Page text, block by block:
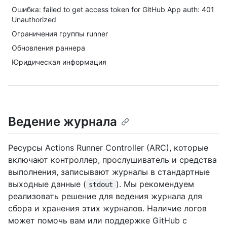
Ошибка: failed to get access token for GitHub App auth: 401
Unauthorized
Ограничения группы runner
Обновления раннера
Юридическая информация
Ведение журнала
Ресурсы Actions Runner Controller (ARC), которые
включают контроллер, прослушиватель и средства
выполнения, записывают журналы в стандартные
выходные данные ( stdout ). Мы рекомендуем
реализовать решение для ведения журнала для
сбора и хранения этих журналов. Наличие логов
может помочь вам или поддержке GitHub с